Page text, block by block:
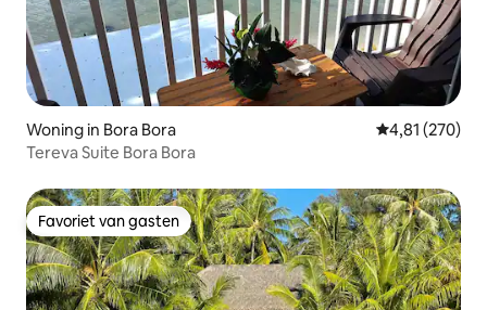
Woning in Bora Bora Gemiddelde
4,81 (270)
Tereva Suite Bora Bora
Favoriet van gasten
Favoriet van gasten